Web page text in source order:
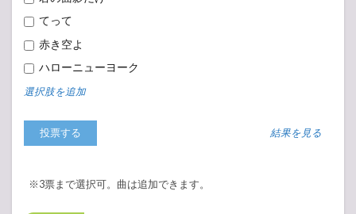
てって
赤き空よ
ハローニューヨーク
選択肢を追加
結果を見る
※3票まで選択可。曲は追加できます。